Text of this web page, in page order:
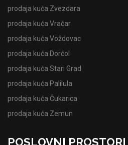
prodaja kuća Zvezdara
prodaja kuća Vračar
prodaja kuća Voždovac
prodaja kuća Dorćol
prodaja kuća Stari Grad
prodaja kuća Palilula
prodaja kuća Čukarica
prodaja kuća Zemun
POSLOVNI PROSTORI